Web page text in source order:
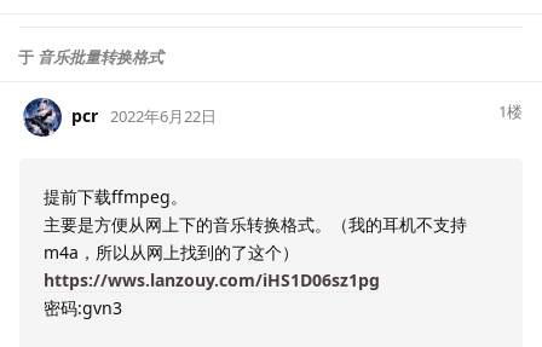
于 音乐批量转换格式
pcr 2022年6月22日 1楼
提前下载ffmpeg。
主要是方便从网上下的音乐转换格式。（我的耳机不支持
m4a，所以从网上找到的了这个）
https://wws.lanzouy.com/iHS1D06sz1pg
密码:gvn3